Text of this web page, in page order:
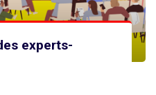
experts-